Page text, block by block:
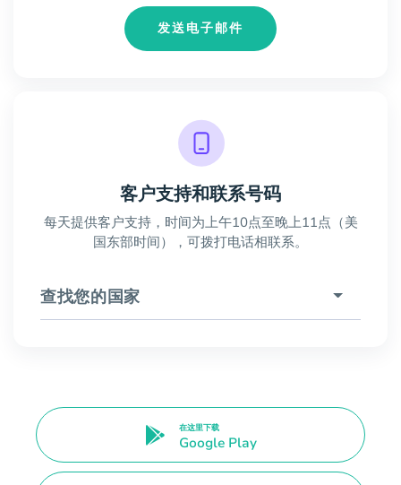
发送电子邮件
客户支持和联系号码
每天提供客户支持，时间为上午10点至晚上11点（美
国东部时间），可拨打电话相联系。
查找您的国家
在这里下载
Google Play